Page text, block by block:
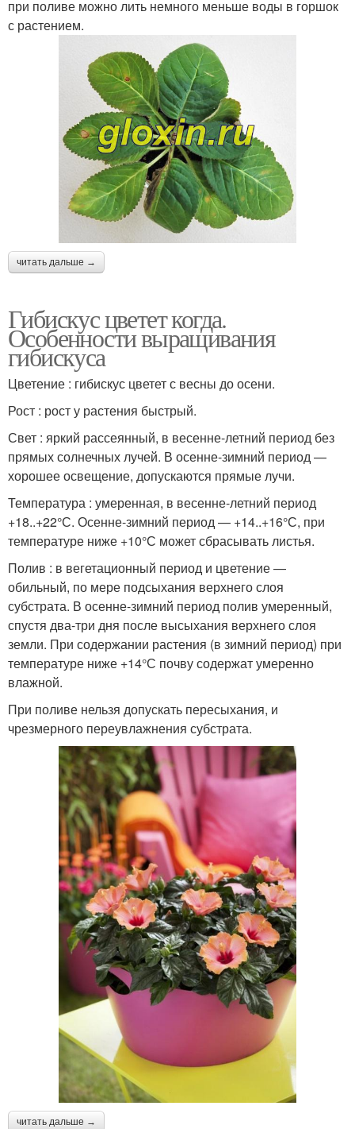
при поливе можно лить немного меньше воды в горшок
с растением.
читать дальше →
Гибискус цветет когда.
Особенности выращивания
гибискуса
Цветение : гибискус цветет с весны до осени.
Рост : рост у растения быстрый.
Свет : яркий рассеянный, в весенне-летний период без
прямых солнечных лучей. В осенне-зимний период —
хорошее освещение, допускаются прямые лучи.
Температура : умеренная, в весенне-летний период
+18..+22°С. Осенне-зимний период — +14..+16°С, при
температуре ниже +10°С может сбрасывать листья.
Полив : в вегетационный период и цветение —
обильный, по мере подсыхания верхнего слоя
субстрата. В осенне-зимний период полив умеренный,
спустя два-три дня после высыхания верхнего слоя
земли. При содержании растения (в зимний период) при
температуре ниже +14°С почву содержат умеренно
влажной.
При поливе нельзя допускать пересыхания, и
чрезмерного переувлажнения субстрата.
читать дальше →